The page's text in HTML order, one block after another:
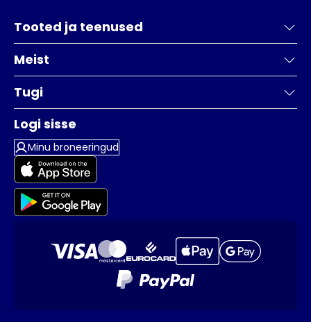
Tooted ja teenused
Meist
Tugi
Logi sisse
Minu broneeringud